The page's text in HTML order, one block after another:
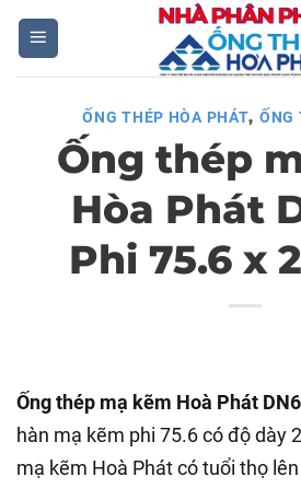
Skip
content
ỐNG THÉP HÒA PHÁT, ỐNG
Ống thép
Hòa Phát
Phi 75.6 x
Ống thép mạ kẽm Hoà Phát
hàn mạ kẽm phi 75.6 có độ dày
mạ kẽm Hoà Phát có tuổi thọ